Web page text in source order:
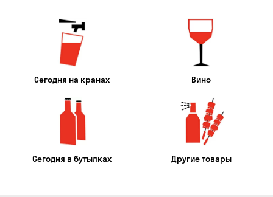
Сегодня на кранах Вино
Сегодня в бутылках Другие товары